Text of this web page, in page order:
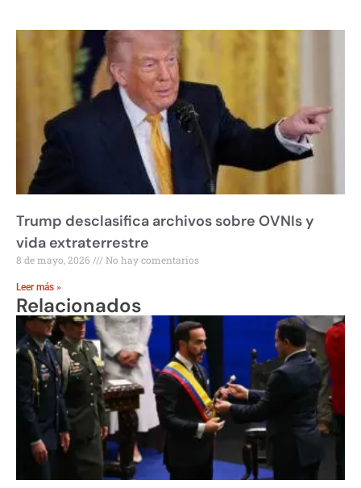
Trump desclasifica archivos sobre OVNIs y
vida extraterrestre
8 de mayo, 2026 No hay comentarios
Leer más »
Relacionados